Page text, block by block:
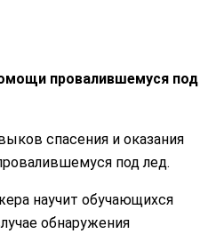
провалившемуся под
спасения и оказания
под лед.
научит обучающихся
обнаружения